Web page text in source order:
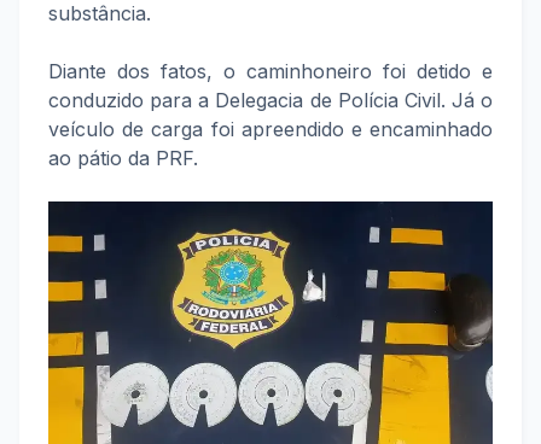
substância.
Diante dos fatos, o caminhoneiro foi detido e
conduzido para a Delegacia de Polícia Civil. Já o
veículo de carga foi apreendido e encaminhado
ao pátio da PRF.